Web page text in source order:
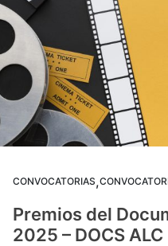
CONVOCATORIAS,
Premios del
2025 – DOCS ALC